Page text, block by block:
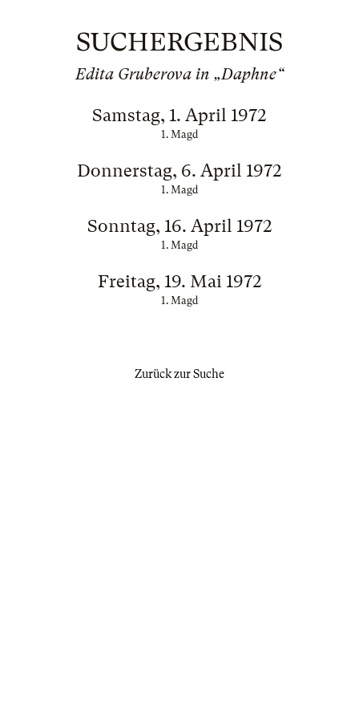
SUCHERGEBNIS
Edita Gruberova in „Daphne“
Samstag, 1. April 1972
1. Magd
Donnerstag, 6. April 1972
1. Magd
Sonntag, 16. April 1972
1. Magd
Freitag, 19. Mai 1972
1. Magd
Zurück zur Suche